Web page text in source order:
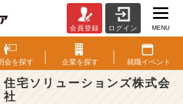
宅
ソ
リ
ュ
ー
会員登録 ログイン MENU
会を探す 企業を探す 就職イベント
住宅ソリューションズ株式会
社